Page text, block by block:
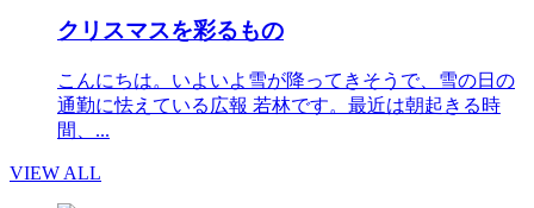
クリスマスを彩るもの
こんにちは。いよいよ雪が降ってきそうで、雪の日の
通勤に怯えている広報 若林です。最近は朝起きる時
間、...
VIEW ALL